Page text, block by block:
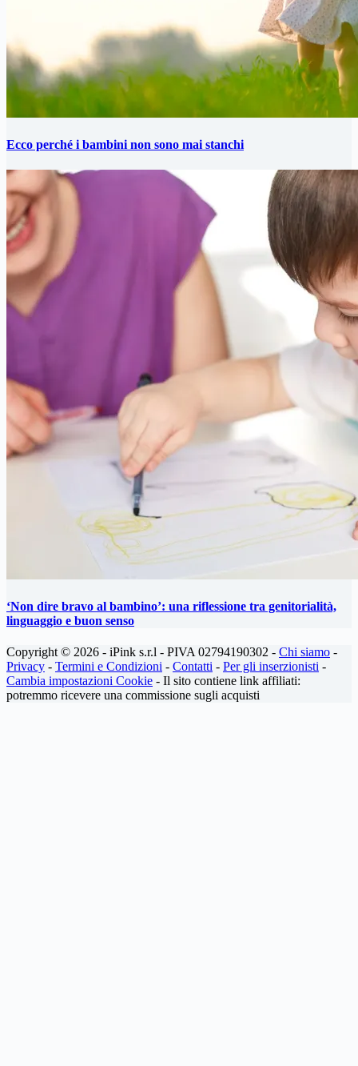
Ecco perché i bambini non sono mai stanchi
‘Non dire bravo al bambino’: una riflessione tra genitorialità,
linguaggio e buon senso
Copyright © 2026 - iPink s.r.l - PIVA 02794190302 - Chi siamo -
Privacy - Termini e Condizioni - Contatti - Per gli inserzionisti -
Cambia impostazioni Cookie - Il sito contiene link affiliati:
potremmo ricevere una commissione sugli acquisti